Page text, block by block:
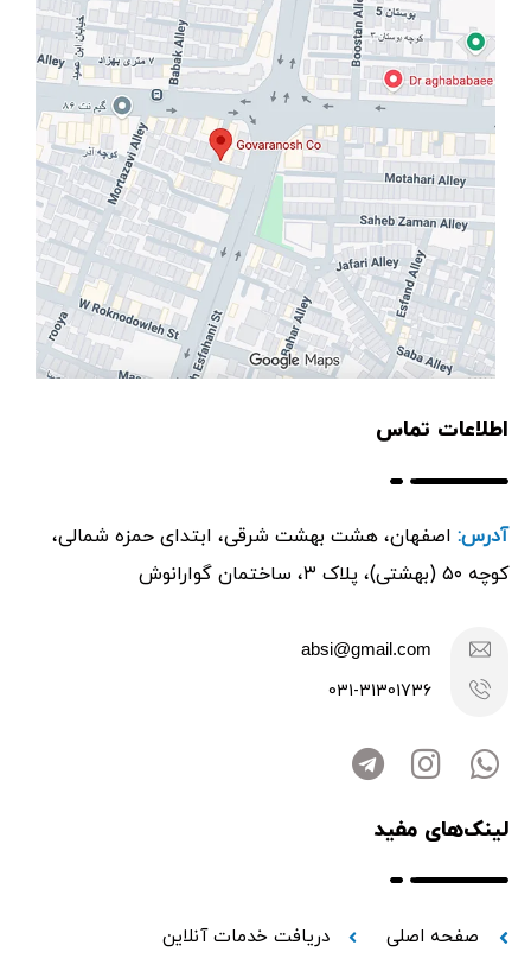
اطلاعات تماس
آدرس: اصفهان، هشت بهشت شرقی، ابتدای حمزه شمالی،
کوچه ۵۰ (بهشتی)، پلاک ۳، ساختمان گوارانوش
absi@gmail.com
031-31301736
لینک‌های مفید
صفحه اصلی دریافت خدمات آنلاین